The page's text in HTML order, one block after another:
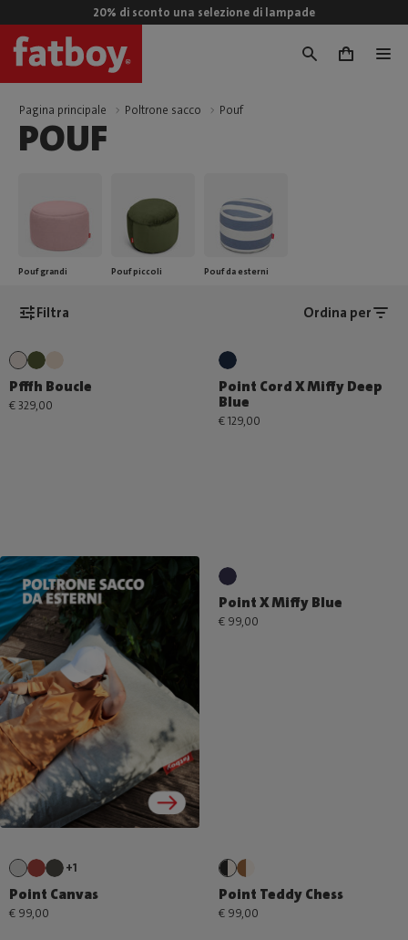
20% di sconto una selezione di lampade
0
Pagina principale Poltrone sacco Pouf
POUF
Pouf grandi Pouf piccoli Pouf da esterni
Filtra Ordina per
Pfffh Boucle
€ 329,00
Point Cord X Miffy Deep
Blue
€ 129,00
Point X Miffy Blue
€ 99,00
+1
Point Canvas
€ 99,00
Point Teddy Chess
€ 99,00